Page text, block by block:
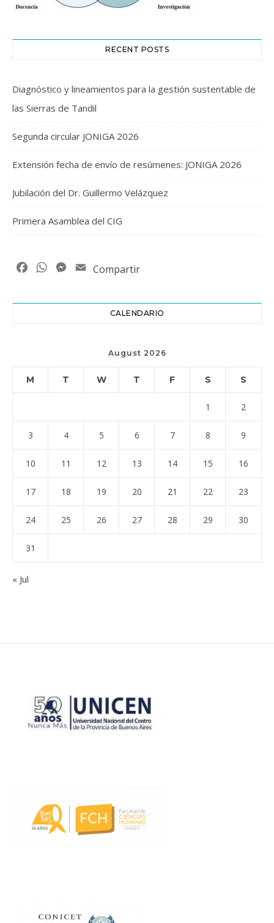
RECENT POSTS
Diagnóstico y lineamientos para la gestión sustentable de
las Sierras de Tandil
Segunda circular JONIGA 2026
Extensión fecha de envío de resúmenes: JONIGA 2026
Jubilación del Dr. Guillermo Velázquez
Primera Asamblea del CIG
FacebookWhatsAppMessenger
Email
Compartir
CALENDARIO
August 2026
M T W T F S S
1 2
3 4 5 6 7 8 9
10 11 12 13 14 15 16
17 18 19 20 21 22 23
24 25 26 27 28 29 30
31
« Jul